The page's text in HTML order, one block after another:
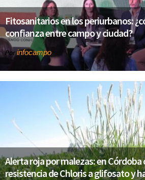
Fitosanitarios en los periurbanos:
confianza entre campo y ciudad?
Porinfocampo
Alerta roja por malezas: en
resistencia de Chloris a glifosato y